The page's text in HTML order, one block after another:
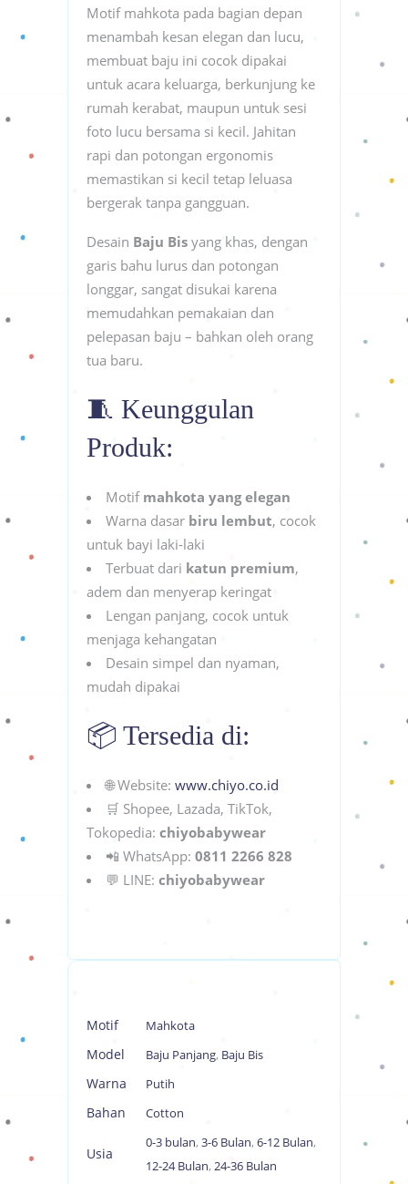
Motif mahkota pada bagian depan
menambah kesan elegan dan lucu,
membuat baju ini cocok dipakai
untuk acara keluarga, berkunjung ke
rumah kerabat, maupun untuk sesi
foto lucu bersama si kecil. Jahitan
rapi dan potongan ergonomis
memastikan si kecil tetap leluasa
bergerak tanpa gangguan.
Desain Baju Bis yang khas, dengan
garis bahu lurus dan potongan
longgar, sangat disukai karena
memudahkan pemakaian dan
pelepasan baju – bahkan oleh orang
tua baru.
🧵 Keunggulan
Produk:
Motif mahkota yang elegan
Warna dasar biru lembut, cocok
untuk bayi laki-laki
Terbuat dari katun premium,
adem dan menyerap keringat
Lengan panjang, cocok untuk
menjaga kehangatan
Desain simpel dan nyaman,
mudah dipakai
📦 Tersedia di:
🌐 Website: www.chiyo.co.id
🛒 Shopee, Lazada, TikTok,
Tokopedia: chiyobabywear
📲 WhatsApp: 0811 2266 828
💬 LINE: chiyobabywear
Motif Mahkota
Model Baju Panjang, Baju Bis
Warna Putih
Bahan Cotton
Usia
0-3 bulan, 3-6 Bulan, 6-12 Bulan,
12-24 Bulan, 24-36 Bulan